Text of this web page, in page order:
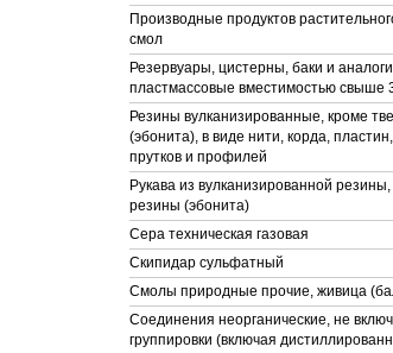
Производные продуктов
смол
Резервуары, цистерны, баки и
пластмассовые вместимостью свыше
Резины вулканизированные, кроме
(эбонита), в виде нити, корда,
прутков и профилей
Рукава из вулканизированной
резины (эбонита)
Сера техническая газовая
Скипидар сульфатный
Смолы природные прочие, живица
Соединения неорганические, не
группировки (включая